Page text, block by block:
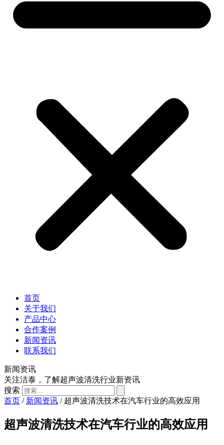
首页
关于我们
产品中心
合作案例
新闻资讯
联系我们
新闻资讯
关注洁泰，了解超声波清洗行业新资讯
搜索
首页 / 新闻资讯 / 超声波清洗技术在汽车行业的高效应用
超声波清洗技术在汽车行业的高效应用